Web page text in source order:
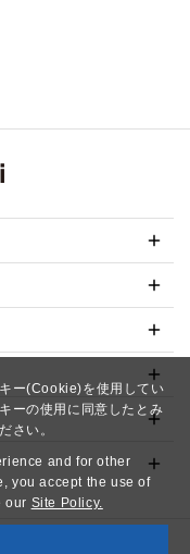
ー(Cookie)を使用してい
ーの使用に同意したとみ
さい。
and for other
you accept the use of
our Site Policy.
Reserved.